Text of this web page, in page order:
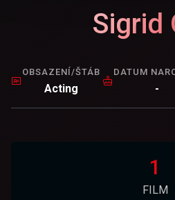
Sigrid
OBSAZENÍ/ŠTÁB
Acting
DATUM
-
1
FILM